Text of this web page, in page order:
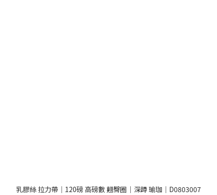
乳膠絲 拉力帶｜120磅 高磅數 翹臀圈｜深蹲 瑜珈｜D0803007